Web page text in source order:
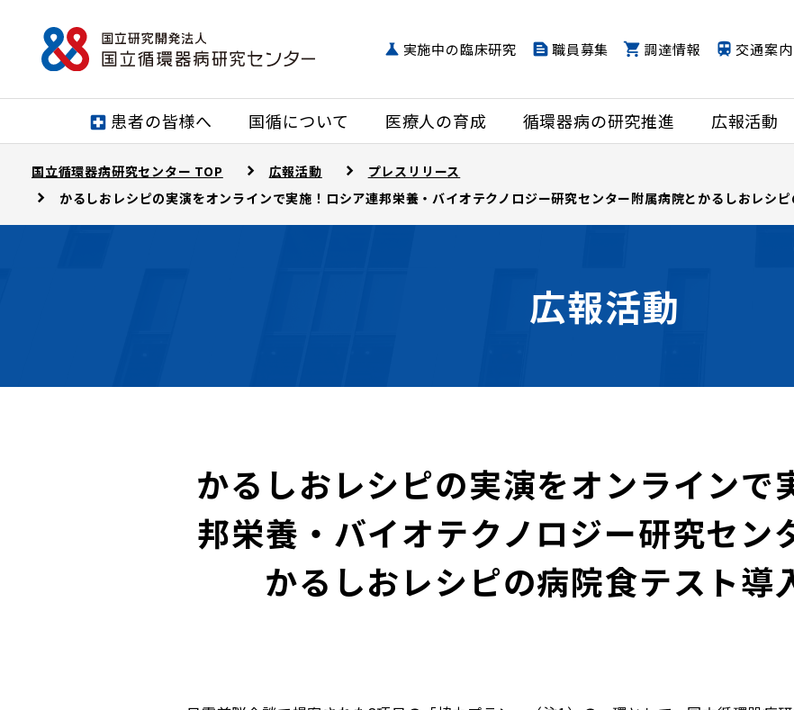
患者の皆様へ 国循について 医療人の育成 循環器病の研究推進 広報活動
実施中の臨床研究 職員募集 調達情報 交通案内
国立循環器病研究センター TOP 広報活動
プレスリリース
かるしおレシピの実演をオンラインで実施！ロシア連邦栄養・バイオテクノロジー研究センター附属病院とかるしおレシ
広報活動
かるしおレシピの実演をオンラインで
邦栄養・バイオテクノロジー研究セン
かるしおレシピの病院食テスト導